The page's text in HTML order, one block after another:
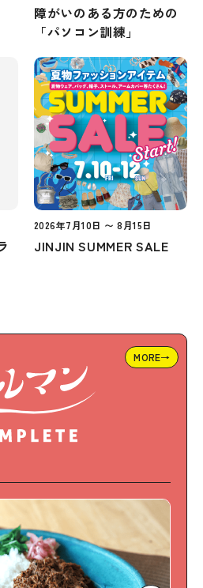
障がいのある方のための
「パソコン訓練」
2026年7月10日 〜 8月15日
JINJIN SUMMER SALE
MORE→